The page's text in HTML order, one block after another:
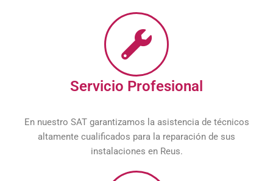
Servicio Profesional
En nuestro SAT garantizamos la asistencia de técnicos
altamente cualificados para la reparación de sus
instalaciones en Reus.